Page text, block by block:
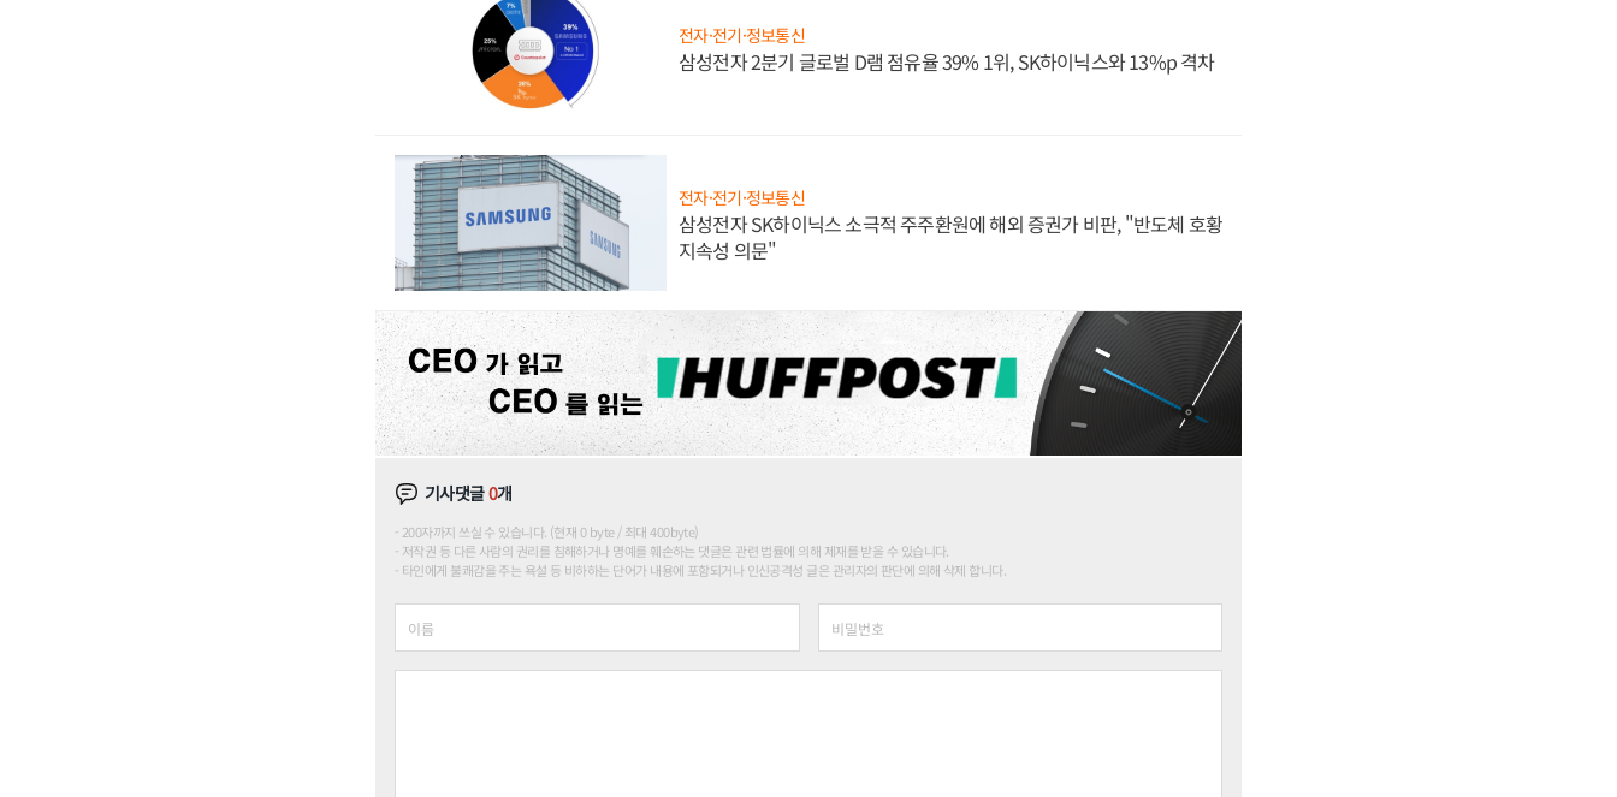
전자·전기·정보통신
삼성전자 2분기 글로벌 D램 점유율 39% 1위, SK하이닉스와 13%p 격차
전자·전기·정보통신
삼성전자 SK하이닉스 소극적 주주환원에 해외 증권가 비판, "반도체 호황
지속성 의문"
기사댓글0개
200자까지 쓰실 수 있습니다. (현재 0 byte / 최대 400byte)
저작권 등 다른 사람의 권리를 침해하거나 명예를 훼손하는 댓글은 관련 법률에 의해 제재를 받을 수 있습니다.
타인에게 불쾌감을 주는 욕설 등 비하하는 단어가 내용에 포함되거나 인신공격성 글은 관리자의 판단에 의해 삭제 합니다.